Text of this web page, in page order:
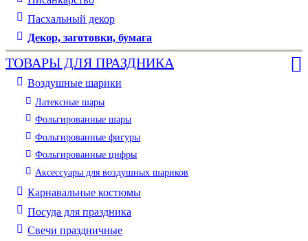
Пасхальный декор
Декор, заготовки, бумага
ТОВАРЫ ДЛЯ ПРАЗДНИКА
Воздушные шарики
Латексные шары
Фольгированные шары
Фольгированные фигуры
Фольгированные цифры
Аксессуары для воздушных шариков
Карнавальные костюмы
Посуда для праздника
Свечи праздничные